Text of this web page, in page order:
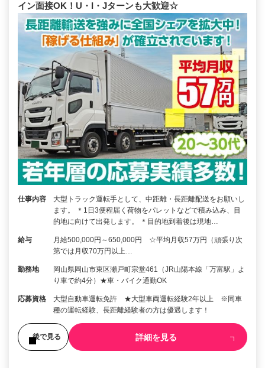
イン面接OK！U・I・Jターンも大歓迎☆
仕事内容
大型トラック運転手として、中距離・長距離配送をお願いし
ます。 ＊1日3便程届く荷物をパレットなどで積み込み、目
的地に向けて出発します。 ＊目的地到着後は現地…
給与
月給500,000円～650,000円 ☆平均月収57万円（頑張り次
第では月収70万円以上…
勤務地
岡山県岡山市東区瀬戸町宗堂461（JR山陽本線「万富駅」よ
り車で約4分）★車・バイク通勤OK
応募資格
大型自動車運転免許 ★大型車両運転経験2年以上 ※同車
種の運転経験、長距離経験者の方は優遇します！
後で見る 詳細を見る